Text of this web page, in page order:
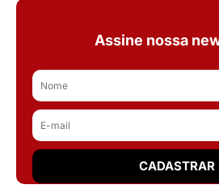
Assine nossa